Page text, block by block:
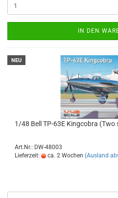
IN DEN
NEU
1/48 Bell TP-63E Kingcobra (Two
Art.Nr.: DW-48003
Lieferzeit:
ca. 2 Wochen (Ausland